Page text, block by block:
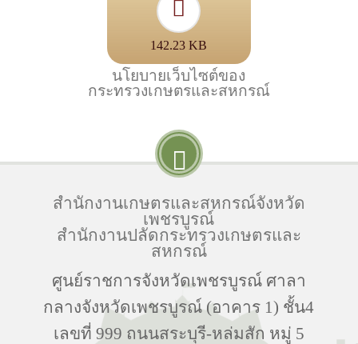
142.23 KB
นโยบายเว็บไซต์ของ
กระทรวงเกษตรและสหกรณ์
สำนักงานเกษตรและสหกรณ์จังหวัด
เพชรบูรณ์
สำนักงานปลัดกระทรวงเกษตรและ
สหกรณ์
ศูนย์ราชการจังหวัดเพชรบูรณ์ ศาลา
กลางจังหวัดเพชรบูรณ์ (อาคาร 1) ชั้น4
เลขที่ 999 ถนนสระบุรี-หล่มสัก หมู่ 5